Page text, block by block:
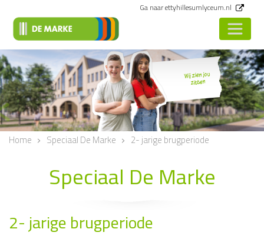
Ga naar ettyhillesumlyceum.nl
Wij zien jou
zitten
Vorige
Home Speciaal De Marke 2- jarige brugperiode
Speciaal De Marke
2- jarige brugperiode